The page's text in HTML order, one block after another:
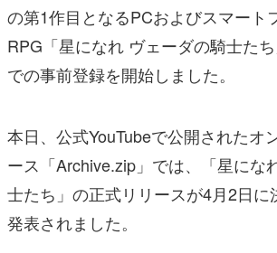
の第1作目となるPCおよびスマート
RPG「星になれ ヴェーダの騎士た
での事前登録を開始しました。
本日、公式YouTubeで公開されたオ
ース「Archive.zip」では、「星にな
士たち」の正式リリースが4月2日に
発表されました。